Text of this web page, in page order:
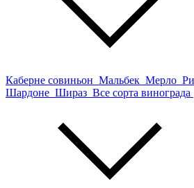
Каберне совиньон Мальбек Мерло
Шардоне Шираз Все сорта винограда